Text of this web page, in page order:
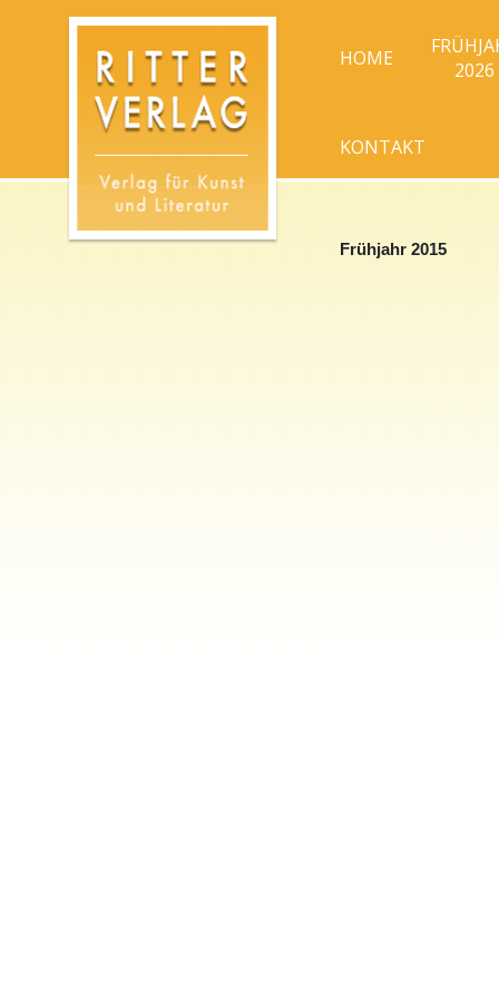
HOME
2026
KONTAKT
Frühjahr 2015